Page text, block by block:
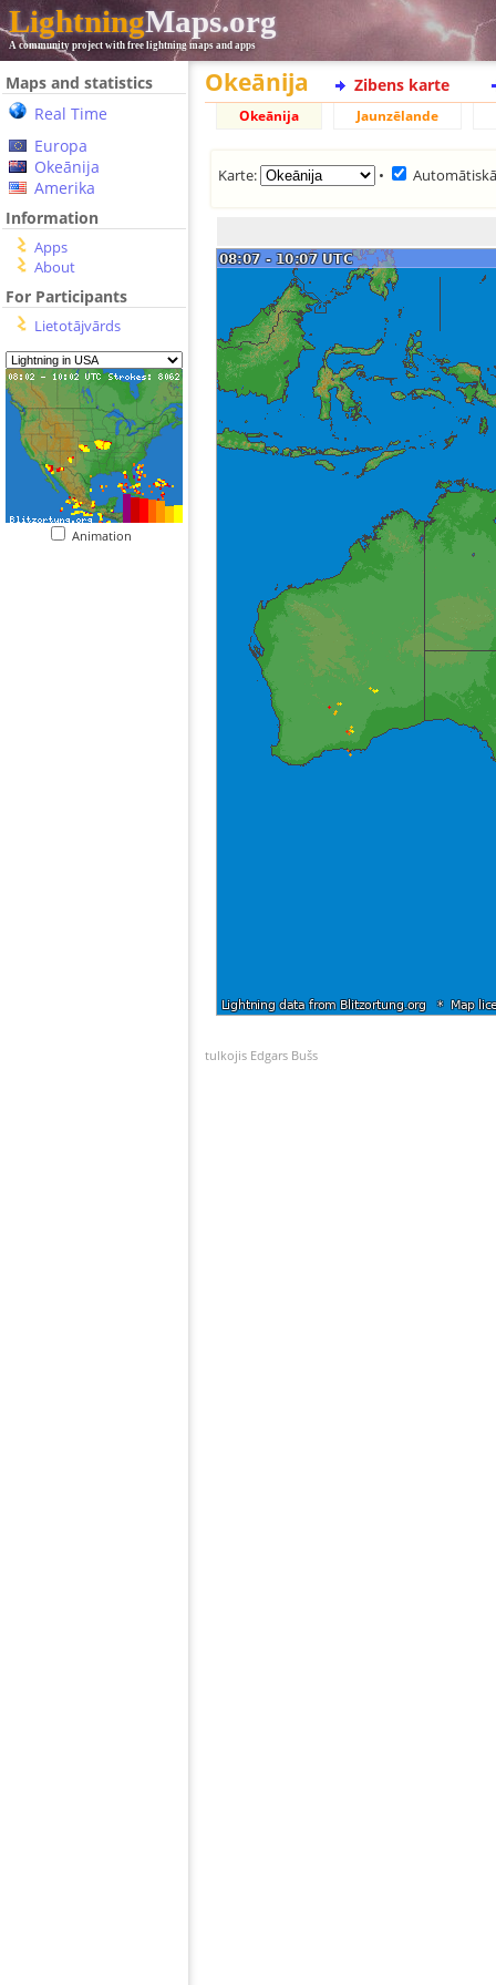
LightningMaps.org
A community project with free lightning maps and apps
Maps and statistics
Real Time
Europa
Okeānija
Amerika
Information
Apps
About
For Participants
Lietotājvārds
Animation
Okeānija Zibens karte
Okeānija Jaunzēlande
Karte: •
tulkojis Edgars Bušs